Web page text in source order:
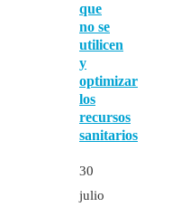
que
no se
utilicen
y
optimizar
los
recursos
sanitarios
30
julio